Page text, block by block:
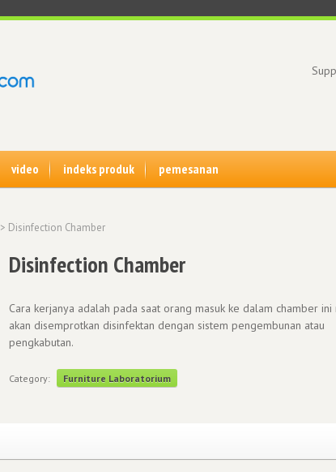
video indeks produk pemesanan
> Disinfection Chamber
Disinfection Chamber
Cara kerjanya adalah pada saat orang masuk ke dalam chamber ini
akan disemprotkan disinfektan dengan sistem pengembunan atau
pengkabutan.
Category: Furniture Laboratorium